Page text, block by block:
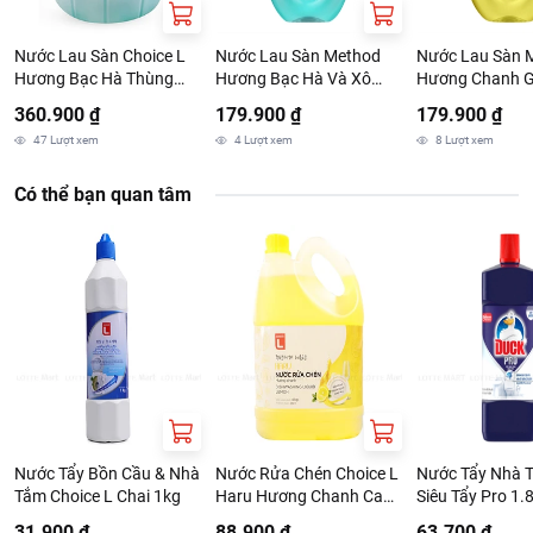
Tên công ty: CONG TY TNHH EARTH CORPORATION VIET NAM
Địa chỉ: Lô C6,Đường N3, Khu Công Nghiệp Nam Tân Uyên,
Phường Tân Hiệp, Thành Phố HCM
Nước Lau Sàn Choice L
Hương Bạc Hà Thùng
360.900 ₫
47 Lượt xem
Nước Lau Sàn Method
Hương Bạc Hà Và Xô
179.900 ₫
4Lượt xem
Nước Lau Sàn
Hương Chanh
179.900 ₫
8 Lượt xem
Có thể bạn quan tâm
Nước Tẩy Bồn Cầu & Nhà
Tắm Choice L Chai 1kg
Nước Rửa Chén Choice L
Haru Hương Chanh Can
Nước Tẩy Nhà
Siêu Tẩy Pro